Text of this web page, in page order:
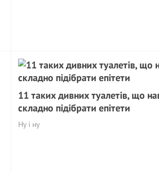
11 таких дивних туалетів, що
складно підібрати епітети
Ну і ну